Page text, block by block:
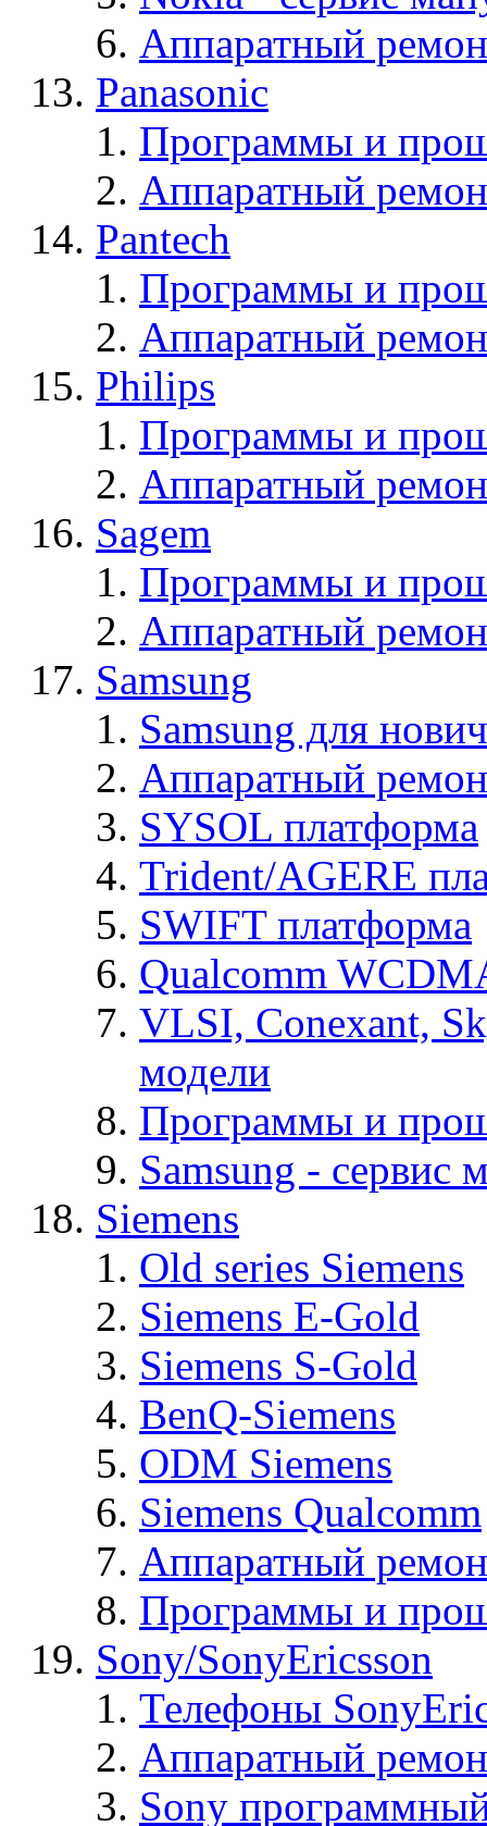
Аппаратный
Panasonic
Программы и
Аппаратный
Pantech
Программы и
Аппаратный
Philips
Программы и
Аппаратный
Sagem
Программы и
Аппаратный
Samsung
Samsung для
Аппаратный
SYSOL платформа
Trident/AGERE
SWIFT платформа
Qualcomm
VLSI, Conexant,
модели
Программы и
Samsung - cервис
Siemens
Old series Siemens
Siemens E-Gold
Siemens S-Gold
BenQ-Siemens
ODM Siemens
Siemens Qualcomm
Аппаратный
Программы и
Sony/SonyEricsson
Телефоны
Аппаратный
Sony